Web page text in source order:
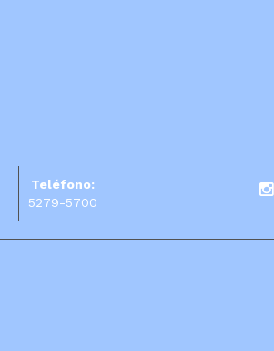
Teléfono:
5279-5700